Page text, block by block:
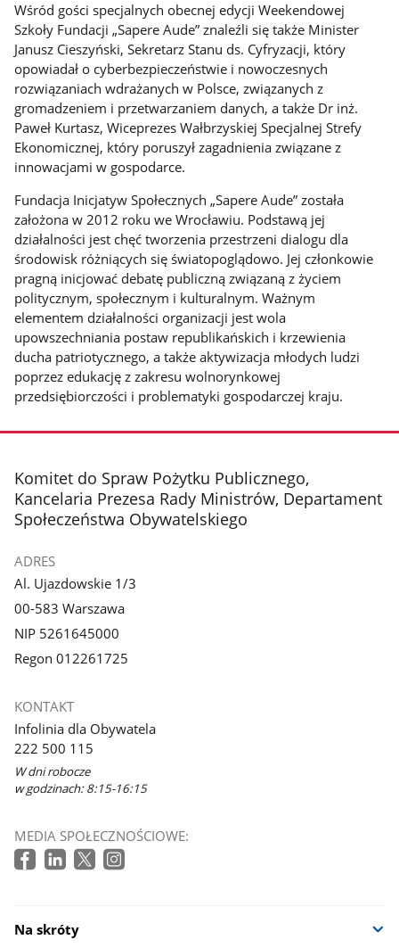
Wśród gości specjalnych obecnej edycji Weekendowej
Szkoły Fundacji „Sapere Aude” znaleźli się także Minister
Janusz Cieszyński, Sekretarz Stanu ds. Cyfryzacji, który
opowiadał o cyberbezpieczeństwie i nowoczesnych
rozwiązaniach wdrażanych w Polsce, związanych z
gromadzeniem i przetwarzaniem danych, a także Dr inż.
Paweł Kurtasz, Wiceprezes Wałbrzyskiej Specjalnej Strefy
Ekonomicznej, który poruszył zagadnienia związane z
innowacjami w gospodarce.
Fundacja Inicjatyw Społecznych „Sapere Aude” została
założona w 2012 roku we Wrocławiu. Podstawą jej
działalności jest chęć tworzenia przestrzeni dialogu dla
środowisk różniących się światopoglądowo. Jej członkowie
pragną inicjować debatę publiczną związaną z życiem
politycznym, społecznym i kulturalnym. Ważnym
elementem działalności organizacji jest wola
upowszechniania postaw republikańskich i krzewienia
ducha patriotycznego, a także aktywizacja młodych ludzi
poprzez edukację z zakresu wolnorynkowej
przedsiębiorczości i problematyki gospodarczej kraju.
stopka
Komitet do Spraw Pożytku Publicznego,
Kancelaria Prezesa Rady Ministrów, Departament
Społeczeństwa Obywatelskiego
ADRES
Al. Ujazdowskie 1/3
00-583 Warszawa
NIP 5261645000
Regon 012261725
KONTAKT
Infolinia dla Obywatela
222 500 115
W dni robocze
w godzinach: 8:15-16:15
MEDIA SPOŁECZNOŚCIOWE:
Na skróty